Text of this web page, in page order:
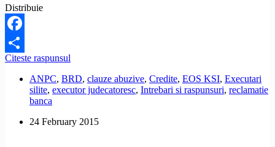
Distribuie
Facebook
Share
Citeste raspunsul
la
BRD
Domo
ANPC, BRD, clauze abuzive, Credite, EOS KSI, Executari
silite, executor judecatoresc, Intrebari si raspunsuri, reclamatie
banca
24 February 2015